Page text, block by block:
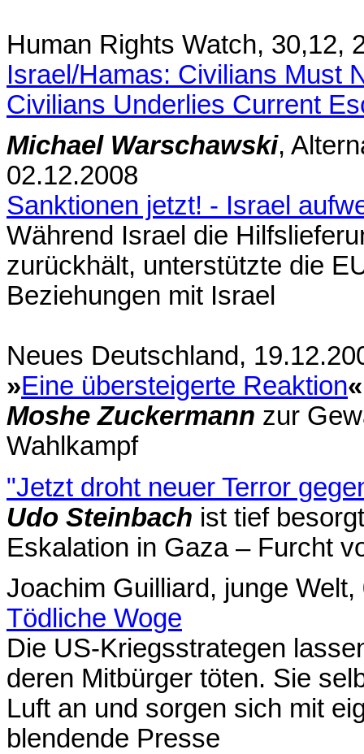
Human Rights Watch, 30,12,
Israel/Hamas: Civilians Must
Civilians Underlies Current
Michael Warschawski,
02.12.2008
Sanktionen jetzt! - Israel
Während Israel die
zurückhält, unterstützte die
Beziehungen mit Israel
Neues Deutschland,
»Eine übersteigerte Reaktion«
Moshe Zuckermann zur
Wahlkampf
"Jetzt droht neuer Terror
Udo Steinbach ist tief
Eskalation in Gaza – Furcht
Joachim Guilliard, junge
Tödliche Woge
Die US-Kriegsstrategen
deren Mitbürger töten. Sie
Luft an und sorgen sich mit
blendende Presse